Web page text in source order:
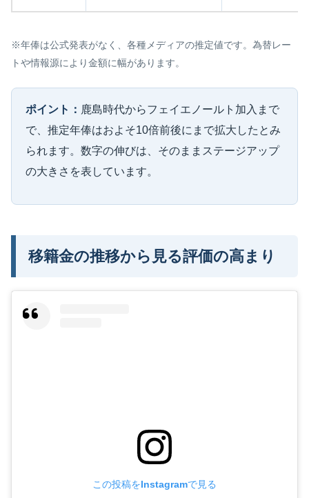
※年俸は公式発表がなく、各種メディアの推定値です。為替レー
トや情報源により金額に幅があります。
ポイント： 鹿島時代からフェイエノールト加入まで
で、推定年俸はおよそ10倍前後にまで拡大したとみ
られます。数字の伸びは、そのままステージアップ
の大きさを表しています。
移籍金の推移から見る評価の高まり
この投稿をInstagramで見る